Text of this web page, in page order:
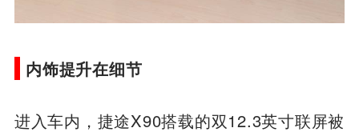
内饰提升在细节
进入车内，捷途X90搭载的双12.3英寸联屏被